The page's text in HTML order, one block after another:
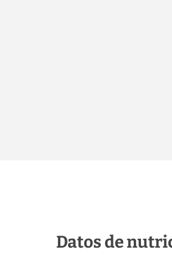
Datos de